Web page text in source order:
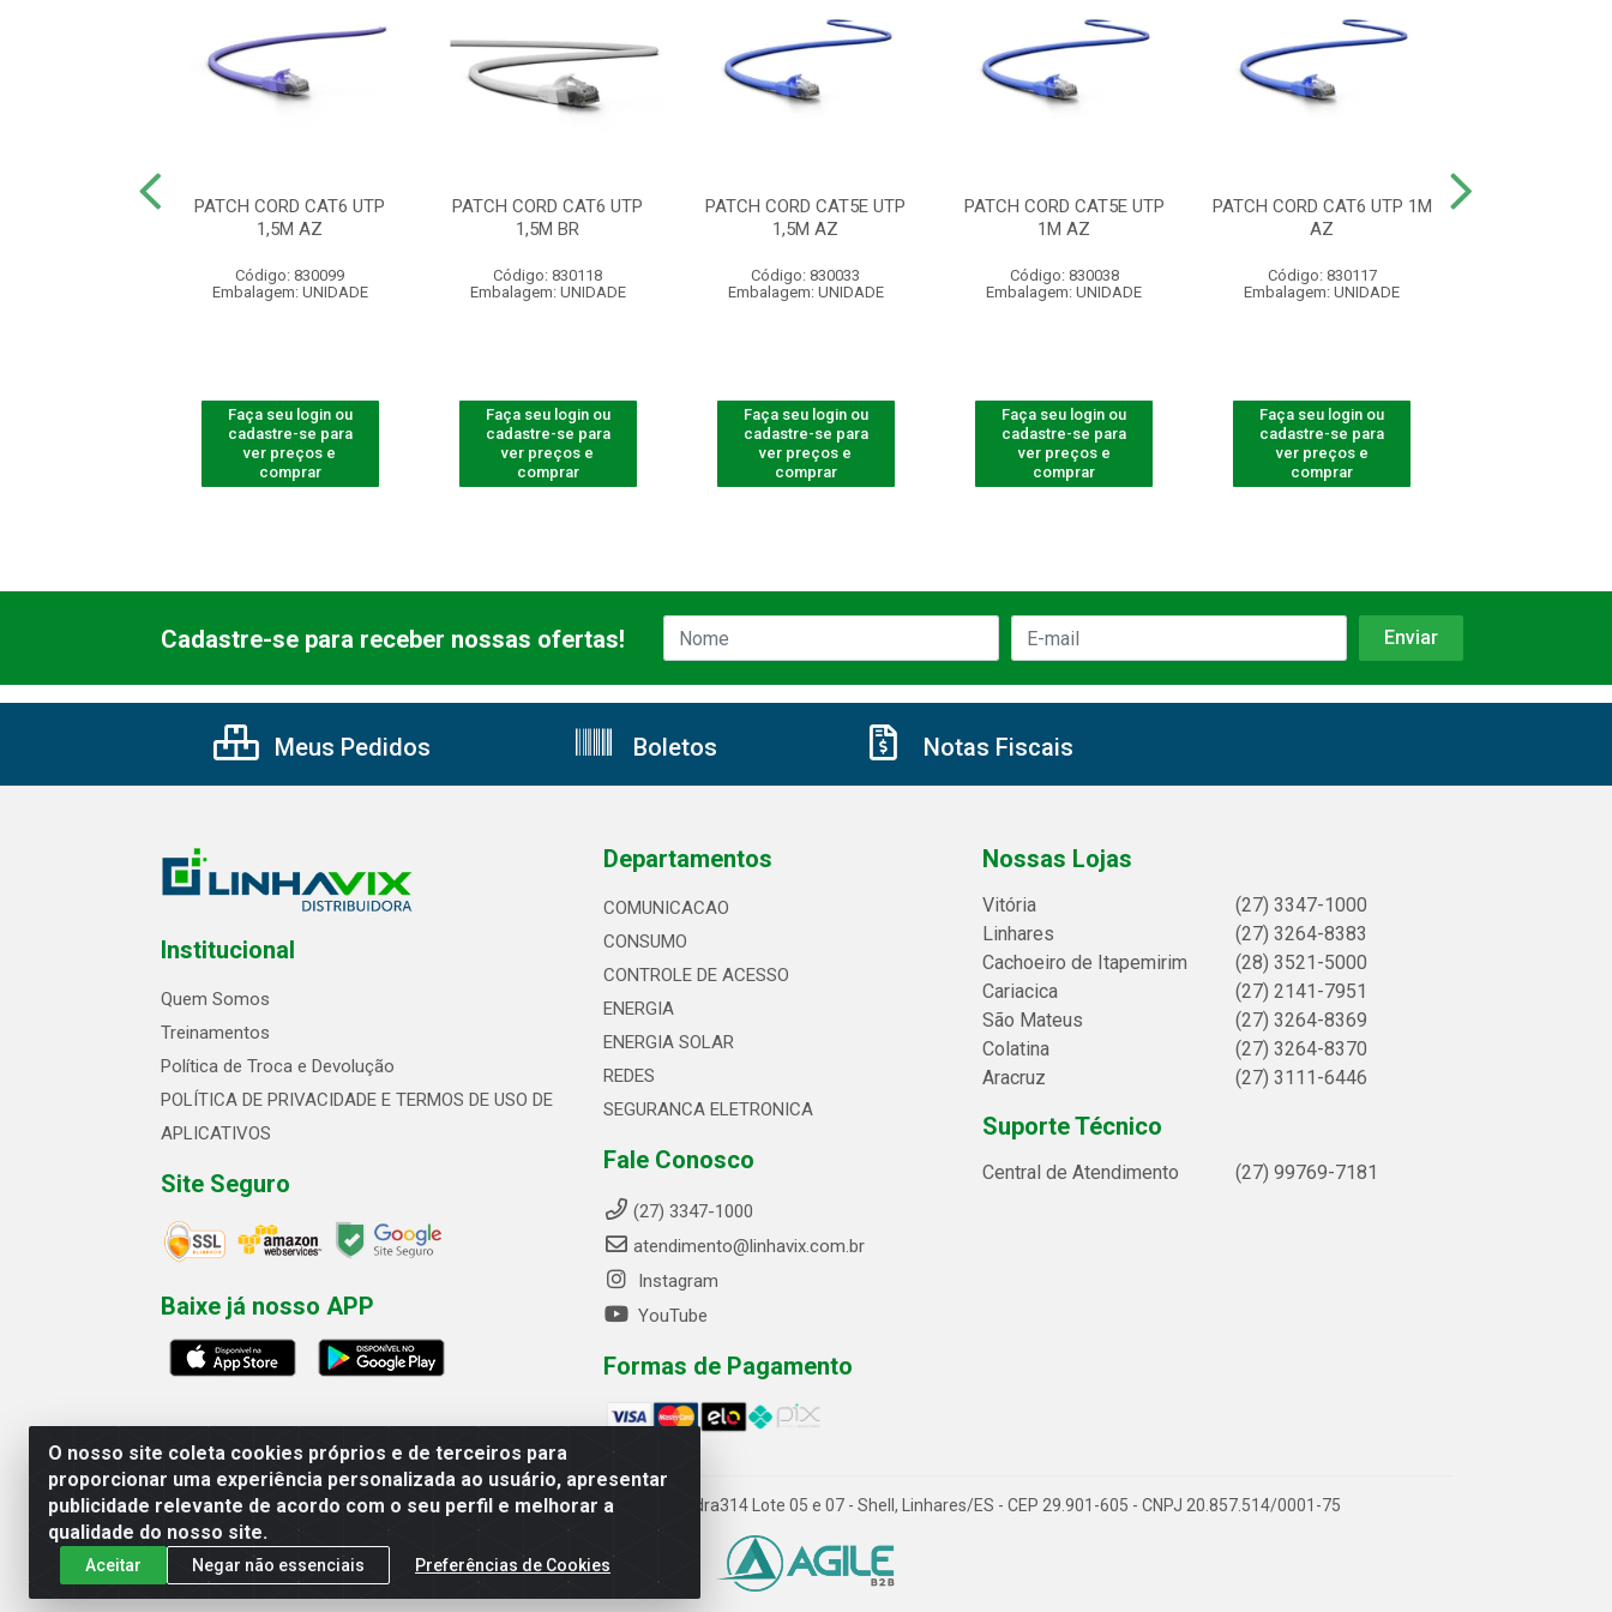
PATCH CORD CAT6 UTP
1,5M AZ
Código: 830099
Embalagem: UNIDADE
Faça seu login ou
cadastre-se para
ver preços e
comprar
PATCH CORD CAT6 UTP
1,5M BR
Código: 830118
Embalagem: UNIDADE
Faça seu login ou
cadastre-se para
ver preços e
comprar
PATCH CORD CAT5E UTP
1,5M AZ
Código: 830033
Embalagem: UNIDADE
Faça seu login ou
cadastre-se para
ver preços e
comprar
PATCH CORD CAT5E UTP
1M AZ
Código: 830038
Embalagem: UNIDADE
Faça seu login ou
cadastre-se para
ver preços e
comprar
PATCH CORD CAT6 UTP 1M
AZ
Código: 830117
Embalagem: UNIDADE
Faça seu login ou
cadastre-se para
ver preços e
comprar
O nosso site coleta cookies próprios e de terceiros para
proporcionar uma experiência personalizada ao usuário, apresentar
publicidade relevante de acordo com o seu perfil e melhorar a
qualidade do nosso site.
Aceitar Negar não essenciais Preferências de Cookies
Cadastre-se para receber nossas ofertas!
Meus Pedidos Boletos Notas Fiscais
Institucional
Quem Somos
Treinamentos
Política de Troca e Devolução
POLÍTICA DE PRIVACIDADE E TERMOS DE USO DE
APLICATIVOS
Site Seguro
Baixe já nosso APP
Departamentos
COMUNICACAO
CONSUMO
CONTROLE DE ACESSO
ENERGIA
ENERGIA SOLAR
REDES
SEGURANCA ELETRONICA
Fale Conosco
(27) 3347-1000
atendimento@linhavix.com.br
Instagram
YouTube
Formas de Pagamento
Nossas Lojas
Vitória
(27) 3347-1000
Linhares
(27) 3264-8383
Cachoeiro de Itapemirim
(28) 3521-5000
Cariacica
(27) 2141-7951
São Mateus
(27) 3264-8369
Colatina
(27) 3264-8370
Aracruz
(27) 3111-6446
Suporte Técnico
Central de Atendimento (27) 99769-7181
Linhavix Distribuidora LTDA - Avenida Alegre, 2521 - Quadra314 Lote 05 e 07 - Shell, Linhares/ES - CEP 29.901-605 - CNPJ 20.857.514/0001-75